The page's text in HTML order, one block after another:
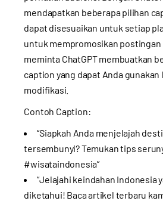
mendapatkan beberapa pilihan
dapat disesuaikan untuk setiap
untuk mempromosikan postingan
meminta ChatGPT membuatkan
caption yang dapat Anda gunakan
modifikasi.
Contoh Caption:
“Siapkah Anda menjelajah
tersembunyi? Temukan tips
#wisataindonesia”
“Jelajahi keindahan Indonesia
diketahui! Baca artikel terbaru